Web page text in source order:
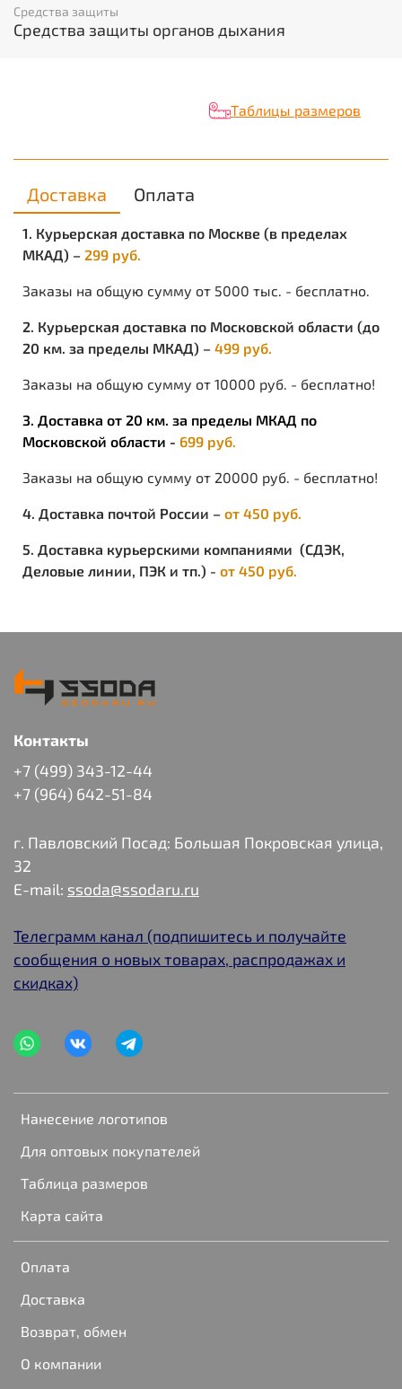
ШМП в составе промышленных противогазов ППФ.
Могут подсоединяться к лицевой части с помощью
Средства защиты
Средства защиты органов дыхания
Таблицы размеров
Доставка Оплата
1. Курьерская доставка по Москве (в пределах
МКАД) – 299 руб.
Заказы на общую сумму от 5000 тыс. - бесплатно.
2. Курьерская доставка по Московской области (до
20 км. за пределы МКАД) – 499 руб.
Заказы на общую сумму от 10000 руб. - бесплатно!
3. Доставка от 20 км. за пределы МКАД по
Московской области - 699 руб.
Заказы на общую сумму от 20000 руб. - бесплатно!
4. Доставка почтой России – от 450 руб.
5. Доставка курьерскими компаниями (СДЭК,
Деловые линии, ПЭК и тп.) - от 450 руб.
Нанесение логотипов
Для оптовых покупателей
Таблица размеров
Карта сайта
Оплата
Доставка
Возврат, обмен
О компании
Контакты
+7 (499) 343-12-44
+7 (964) 642-51-84
г. Павловский Посад: Большая Покровская улица,
32
E-mail: ssoda@ssodaru.ru
Телеграмм канал (подпишитесь и получайте
сообщения о новых товарах, распродажах и
скидках)